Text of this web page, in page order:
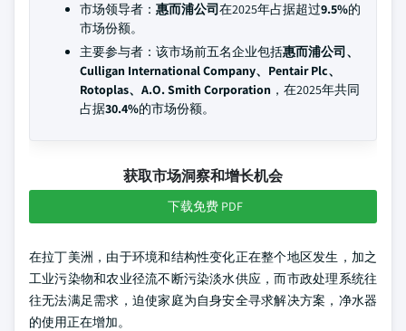
市场领导者： 惠而浦公司在2025年占据超过9.5%的
市场份额。
主要参与者：该市场前五名企业包括惠而浦公司、
Culligan International Company、Pentair Plc、
Rotoplas、A.O. Smith Corporation ，在2025年共同
占据30.4%的市场份额。
获取市场洞察和增长机会
下载免费 PDF
在拉丁美洲，由于环境和结构性变化正在整个地区发生，加之
工业污染物和农业径流不断污染淡水供应，而市政处理系统往
往无法满足需求，迫使家庭为自身安全寻求解决方案，净水器
的使用正在增加。